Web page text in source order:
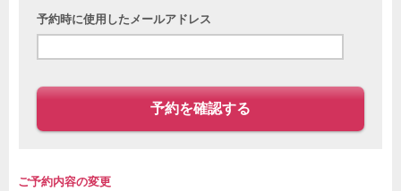
予約時に使用したメールアドレス
予約を確認する
ご予約内容の変更